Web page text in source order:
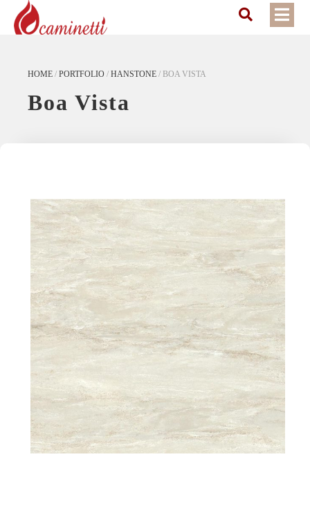
HOME / PORTFOLIO / HANSTONE / BOA VISTA
Boa Vista